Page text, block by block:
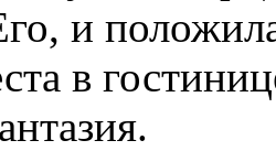
и
в